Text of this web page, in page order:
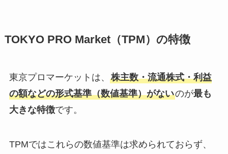
TOKYO PRO Market（TPM）の特徴
東京プロマーケットは、 株主数・流通株式・利益
の額などの形式基準（数値基準）がないのが最も
大きな特徴です。
TPMではこれらの数値基準は求められておらず、